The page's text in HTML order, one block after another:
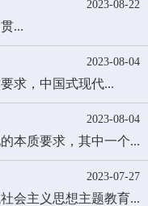
2023-08-22
...
2023-08-04
求，中国式现代...
2023-08-04
本质要求，其中一个...
2023-07-27
会主义思想主题教育...